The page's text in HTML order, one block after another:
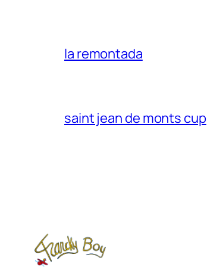
la remontada
saint jean de monts cup